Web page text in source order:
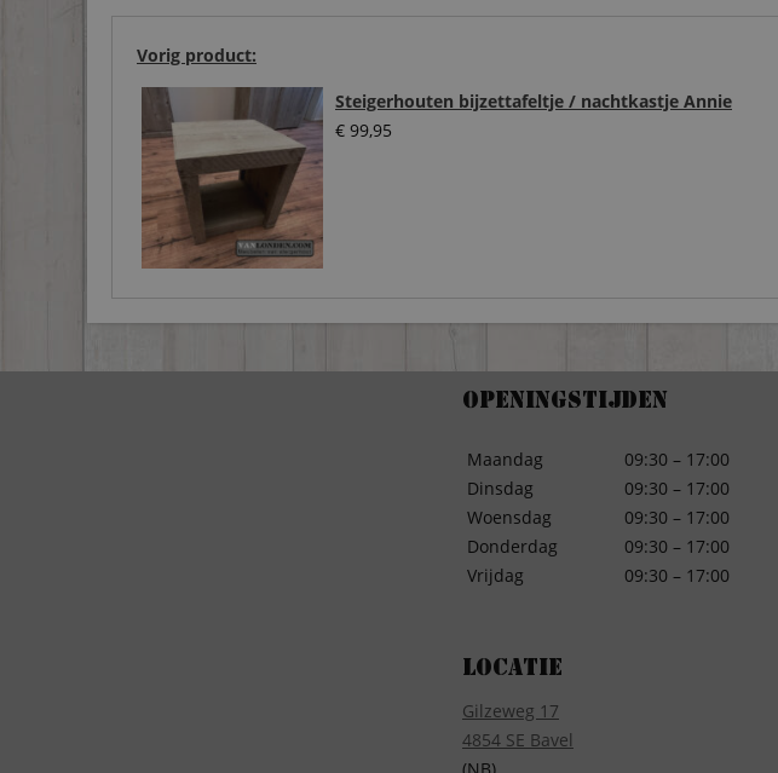
Vorig product:
Steigerhouten bijzettafeltje / nachtkastje Annie
€ 99,95
Openingstijden
Maandag
Dinsdag
Woensdag
Donderdag
Vrijdag
09:30 – 17:00
09:30 – 17:00
09:30 – 17:00
09:30 – 17:00
09:30 – 17:00
Locatie
Gilzeweg 17
4854 SE Bavel